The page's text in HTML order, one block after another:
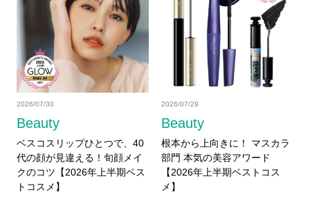
Beauty
2026/07/30
ベスコスリップひとつで、40
代の顔が見違える！旬顔メイ
クのコツ【2026年上半期ベス
トコスメ】
Beauty
2026/07/29
根本から上向きに！ マスカラ
部門 本気の美容アワード
【2026年上半期ベストコス
メ】